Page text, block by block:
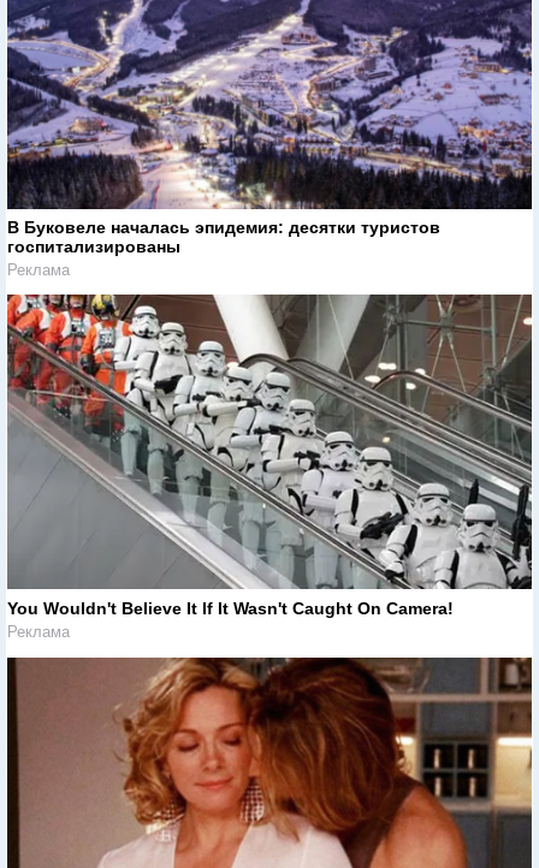
В Буковеле началась эпидемия: десятки туристов
госпитализированы
Реклама
You Wouldn't Believe It If It Wasn't Caught On Camera!
Реклама